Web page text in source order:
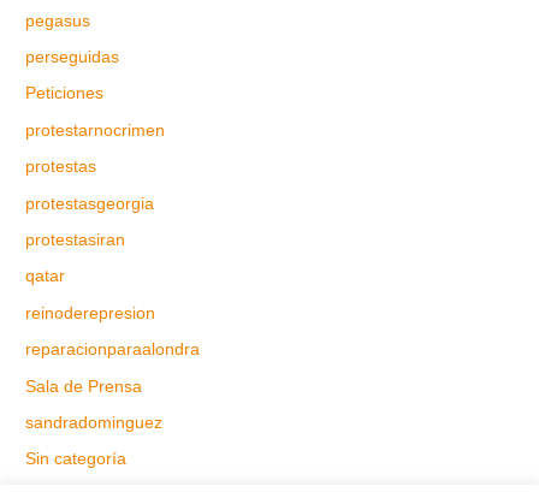
pegasus
perseguidas
Peticiones
protestarnocrimen
protestas
protestasgeorgia
protestasiran
qatar
reinoderepresion
reparacionparaalondra
Sala de Prensa
sandradominguez
Sin categoría